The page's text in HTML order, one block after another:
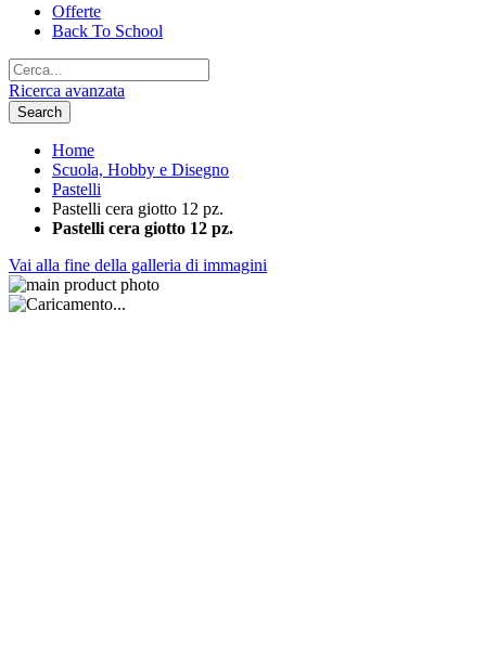
Offerte
Back To School
Ricerca avanzata
Search
Home
Scuola, Hobby e Disegno
Pastelli
Pastelli cera giotto 12 pz.
Pastelli cera giotto 12 pz.
Vai alla fine della galleria di immagini